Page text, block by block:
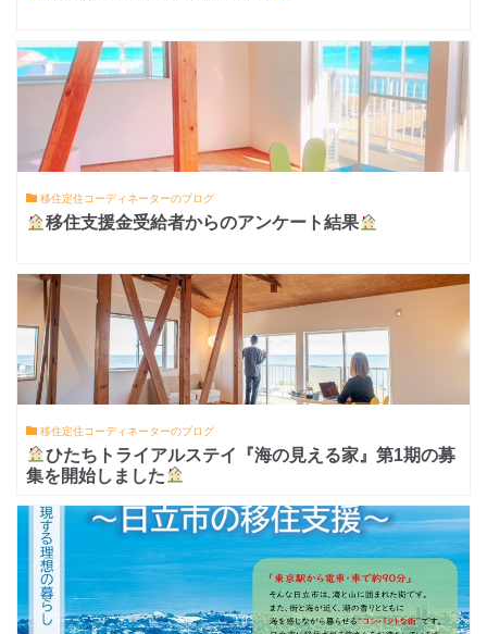
移住定住コーディネーターのブログ
移住支援金受給者からのアンケート結果
移住定住コーディネーターのブログ
ひたちトライアルステイ『海の見える家』第1期の募
集を開始しました